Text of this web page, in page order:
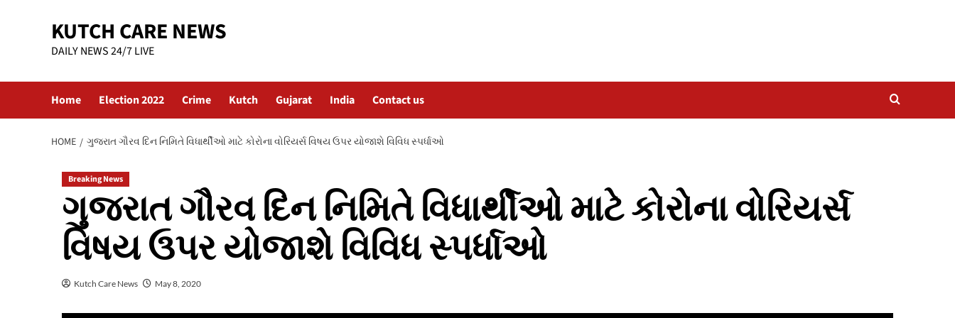
KUTCH CARE NEWS
DAILY NEWS 24/7 LIVE
Home Election 2022 Crime Kutch Gujarat India Contact us
HOME ગુજરાત ગૌરવ દિન નિમિતે વિધાર્થીઓ માટે કોરોના વોરિયર્સ વિષય ઉપર યોજાશે વિવિધ સ્પર્ધાઓ
Breaking News
ગુજરાત ગૌરવ દિન નિમિતે વિધાર્થીઓ માટે કોરોના વોરિયર્સ
વિષય ઉપર યોજાશે વિવિધ સ્પર્ધાઓ
Kutch Care News May 8, 2020